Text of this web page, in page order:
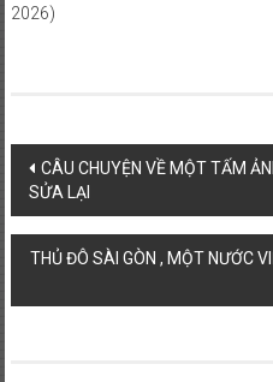
2026)
Post
navigation
CÂU CHUYỆN VỀ MỘT TẤM
SỬA LẠI
THỦ ĐÔ SÀI GÒN , MỘT NƯỚC